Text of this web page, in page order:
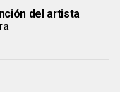
del artista